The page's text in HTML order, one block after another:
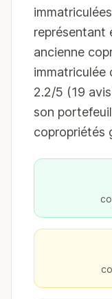
représentant
ancienne
immatriculée
2.2/5 (19
son
copropriétés